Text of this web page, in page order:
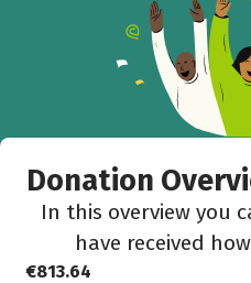
Donation
In this overview you
have received
€813.64